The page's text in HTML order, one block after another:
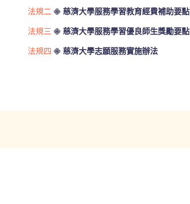
法規二𖠁慈濟大學服務學習教育經費補助要點
法規三𖠁慈濟大學服務學習優良師生獎勵要點
法規四𖠁慈濟大學志願服務實施辦法